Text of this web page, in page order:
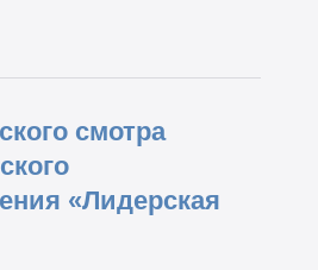
смотра
«Лидерская